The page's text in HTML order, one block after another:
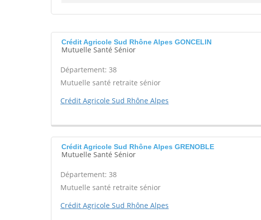
Crédit Agricole Sud Rhône Alpes GONCELIN
Mutuelle Santé Sénior
Département: 38
Mutuelle santé retraite sénior
Crédit Agricole Sud Rhône Alpes
Crédit Agricole Sud Rhône Alpes GRENOBLE
Mutuelle Santé Sénior
Département: 38
Mutuelle santé retraite sénior
Crédit Agricole Sud Rhône Alpes